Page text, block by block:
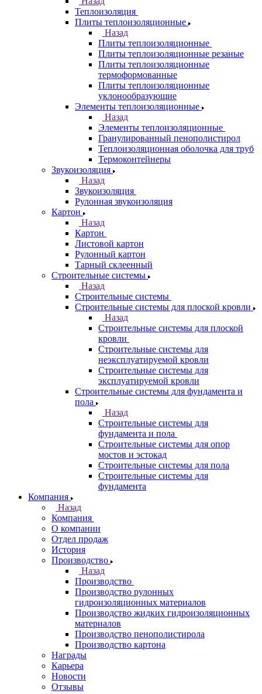
Теплоизоляция
Плиты теплоизоляционные
Назад
Плиты теплоизоляционные
Плиты теплоизоляционные резаные
Плиты теплоизоляционные
термоформованные
Плиты теплоизоляционные
уклонообразующие
Элементы теплоизоляционные
Назад
Элементы теплоизоляционные
Гранулированный пенополистирол
Теплоизоляционная оболочка для труб
Термоконтейнеры
Звукоизоляция
Назад
Звукоизоляция
Рулонная звукоизоляция
Картон
Назад
Картон
Листовой картон
Рулонный картон
Тарный склеенный
Строительные системы
Назад
Строительные системы
Строительные системы для плоской кровли
Назад
Строительные системы для плоской
кровли
Строительные системы для
неэксплуатируемой кровли
Строительные системы для
эксплуатируемой кровли
Строительные системы для фундамента и
пола
Назад
Строительные системы для
фундамента и пола
Строительные системы для опор
мостов и эстокад
Строительные системы для пола
Строительные системы для
фундамента
Компания
Назад
Компания
О компании
Отдел продаж
История
Производство
Назад
Производство
Производство рулонных
гидроизоляционных материалов
Производство жидких гидроизоляционных
материалов
Производство пенополистирола
Производство картона
Награды
Карьера
Новости
Отзывы